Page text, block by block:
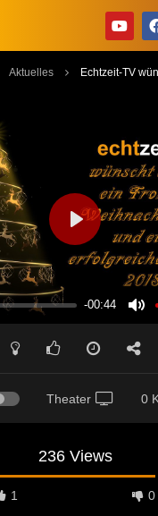
Aktuelles
Echtzeit-TV
-00:44
PLAY
Theater 0
236 Views
1 0